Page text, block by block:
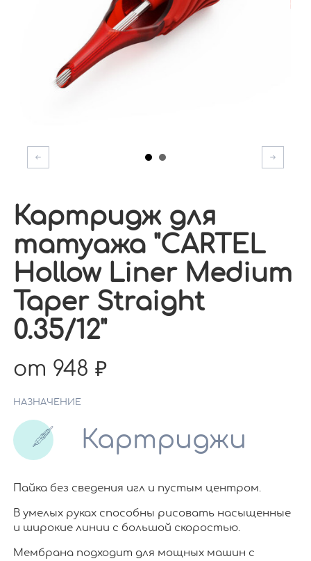
Картридж для
татуажа "CARTEL
Hollow Liner Medium
Taper Straight
0.35/12"
от 948
НАЗНАЧЕНИЕ
Картриджи
Пайка без сведения игл и пустым центром.
В умелых руках способны рисовать насыщенные
и широкие линии с большой скоростью.
Мембрана подходит для мощных машин с